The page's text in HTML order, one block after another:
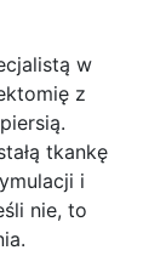
w
z
tkankę
i
nie, to